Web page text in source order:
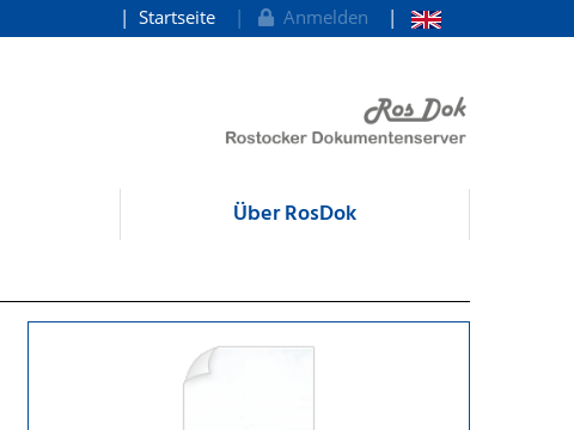
Startseite Anmelden
Über RosDok